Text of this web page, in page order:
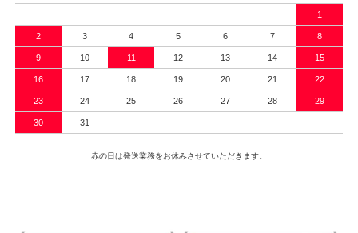
1
2 3 4 5 6 7 8
9 10 11 12 13 14 15
16 17 18 19 20 21 22
23 24 25 26 27 28 29
30 31
赤の日は発送業務をお休みさせていただきます。